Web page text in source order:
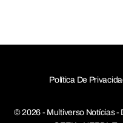
Política De
© 2026 - Multiverso Notícias -